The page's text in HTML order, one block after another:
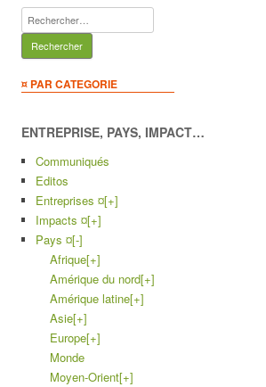
Rechercher :
¤ PAR CATEGORIE
ENTREPRISE, PAYS, IMPACT…
Communiqués
Editos
Entreprises ¤[+]
Impacts ¤[+]
Pays ¤[-]
Afrique[+]
Amérique du nord[+]
Amérique latine[+]
Asie[+]
Europe[+]
Monde
Moyen-Orient[+]